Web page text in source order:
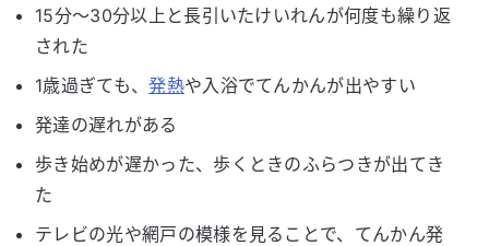
15分〜30分以上と長引いたけいれんが何度も繰り返
された
1歳過ぎても、発熱や入浴でてんかんが出やすい
発達の遅れがある
歩き始めが遅かった、歩くときのふらつきが出てき
た
テレビの光や網戸の模様を見ることで、てんかん発